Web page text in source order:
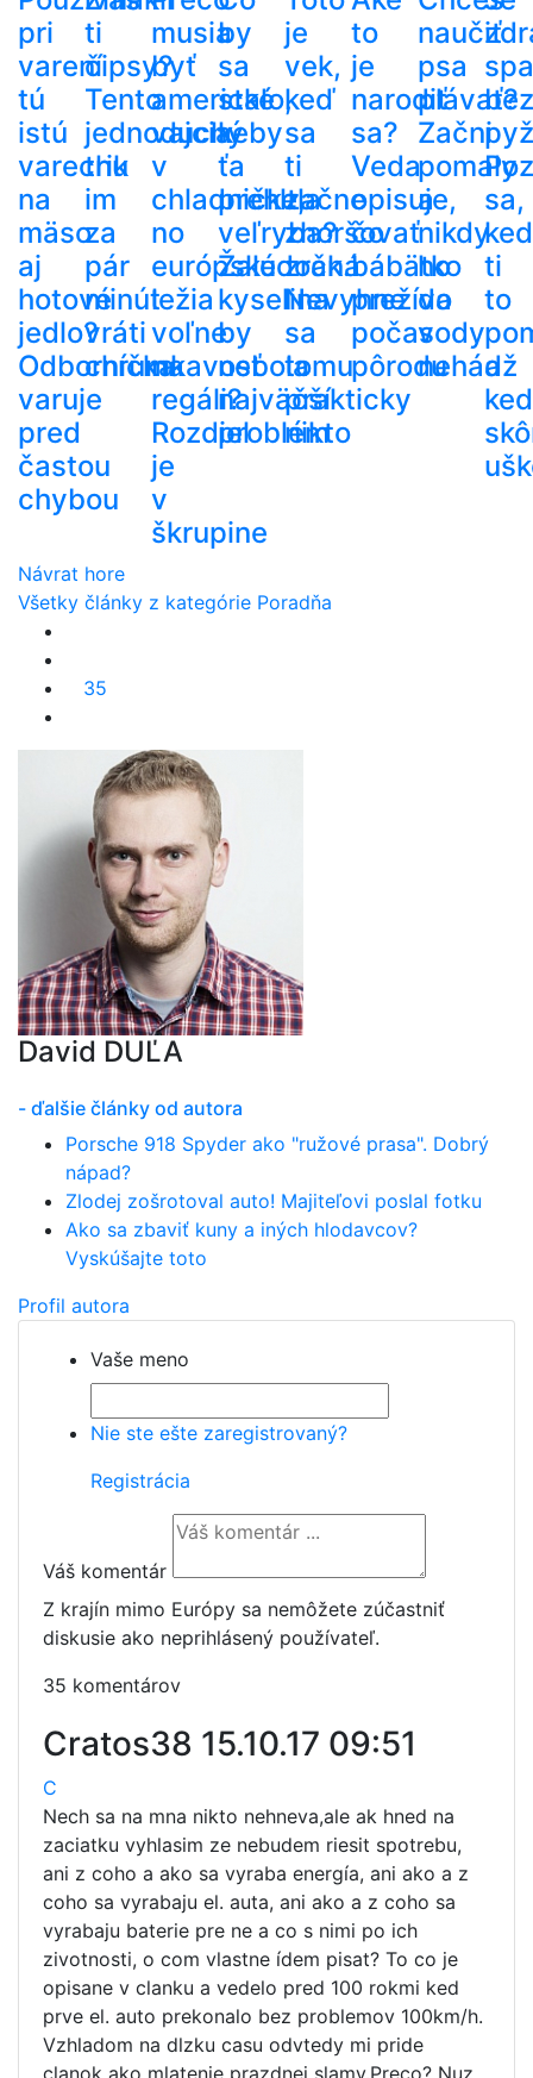
pri
varení
tú
istú
varechu
na
mäso
aj
hotové
jedlo?
Odborníčka
varuje
pred
častou
chybou
ti
čipsy?
Tento
jednoduchý
trik
im
za
pár
minút
vráti
chrumkavosť
musia
byť
americké
vajcia
v
chladničke,
no
európske
ležia
voľne
na
regáli?
Rozdiel
je
v
škrupine
by
sa
stalo,
keby
ťa
prehltla
veľryba?
Žalúdočná
kyselina
by
nebola
najväčší
problém
je
vek,
keď
sa
ti
začne
zhoršovať
zrak.
Nevyhne
sa
tomu
prakticky
nikto
to
je
narodiť
sa?
Veda
opisuje,
čo
bábätko
prežíva
počas
pôrodu
naučiť
psa
plávať?
Začni
pomaly
a
nikdy
ho
do
vody
nehádž
bez
sa,
ti
to
a
Návrat hore
Všetky články z kategórie Poradňa
35
David DUĽA
- ďalšie články od autora
Porsche 918 Spyder ako "ružové prasa". Dobrý
nápad?
Zlodej zošrotoval auto! Majiteľovi poslal fotku
Ako sa zbaviť kuny a iných hlodavcov?
Vyskúšajte toto
Profil autora
Vaše meno
Nie ste ešte zaregistrovaný?
Registrácia
Váš komentár
Z krajín mimo Európy sa nemôžete zúčastniť
diskusie ako neprihlásený používateľ.
35 komentárov
Cratos38 15.10.17 09:51
C
Nech sa na mna nikto nehneva,ale ak hned na
zaciatku vyhlasim ze nebudem riesit spotrebu,
ani z coho a ako sa vyraba energía, ani ako a z
coho sa vyrabaju el. auta, ani ako a z coho sa
vyrabaju baterie pre ne a co s nimi po ich
zivotnosti, o com vlastne ídem pisat? To co je
opisane v clanku a vedelo pred 100 rokmi ked
prve el. auto prekonalo bez problemov 100km/h.
Vzhladom na dlzku casu odvtedy mi pride
clanok ako mlatenie prazdnej slamy.Preco? Nuz